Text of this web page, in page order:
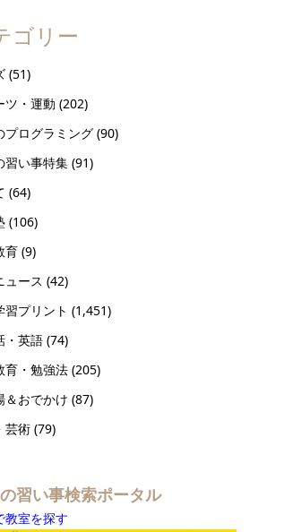
ゴリー
(51)
ツ・運動 (202)
プログラミング (90)
習い事特集 (91)
(64)
(106)
育 (9)
ュース (42)
習プリント (1,451)
・英語 (74)
育・勉強法 (205)
＆おでかけ (87)
芸術 (79)
習い事検索ポータル
教室を探す